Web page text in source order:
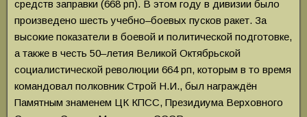
средств заправки (668 рп). В этом году в дивизии было
произведено шесть учебно–боевых пусков ракет. За
высокие показатели в боевой и политической подготовке,
а также в честь 50–летия Великой Октябрьской
социалистической революции 664 рп, которым в то время
командовал полковник Строй Н.И., был награждён
Памятным знаменем ЦК КПСС, Президиума Верховного